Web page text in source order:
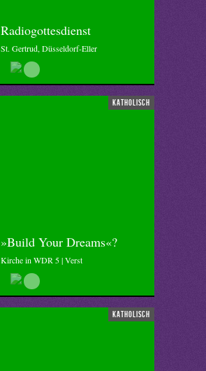
Radiogottesdienst
St. Gertrud, Düsseldorf-Eller
katholisch
»Build Your Dreams«?
Kirche in WDR 5 | Verst
katholisch